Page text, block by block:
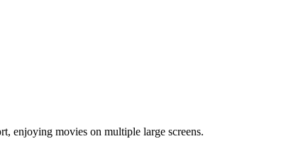
movies on multiple large screens.